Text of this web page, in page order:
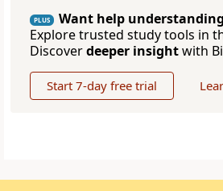
PLUS
Want help
Explore trusted study tools in
Discoverdeeper insightwith
Start 7-day free trial